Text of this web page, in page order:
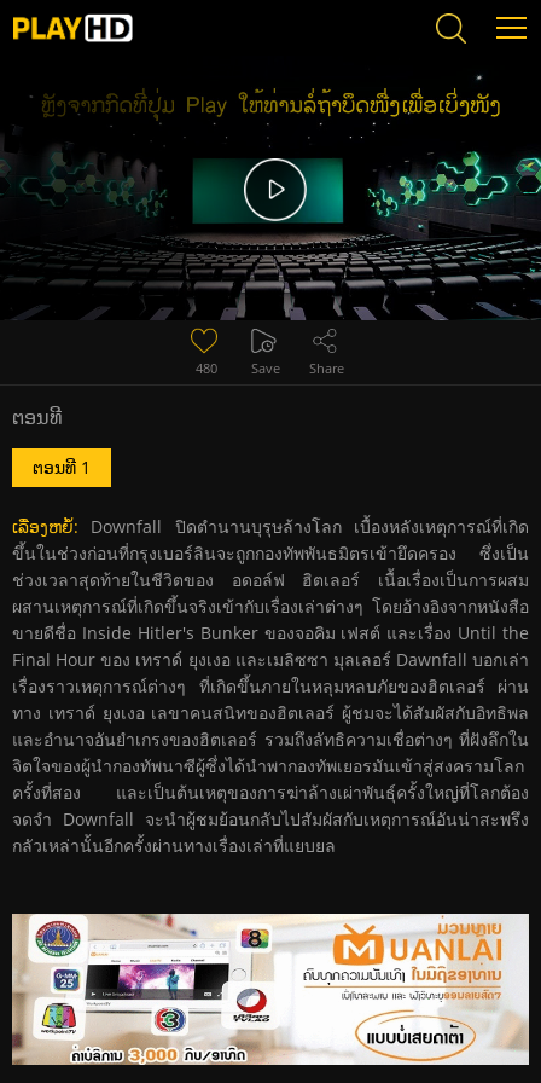
480 Save Share
ຕອນທີ
ຕອນທີ 1
ເລື່ອງຫຍໍ້: Downfall ปิดตำนานบุรุษล้างโลก เบื้องหลังเหตุการณ์ที่เกิด
ขึ้นในช่วงก่อนที่กรุงเบอร์ลินจะถูกกองทัพพันธมิตรเข้ายึดครอง ซึ่งเป็น
ช่วงเวลาสุดท้ายในชีวิตของ อดอล์ฟ ฮิตเลอร์ เนื้อเรื่องเป็นการผสม
ผสานเหตุการณ์ที่เกิดขึ้นจริงเข้ากับเรื่องเล่าต่างๆ โดยอ้างอิงจากหนังสือ
ขายดีชื่อ Inside Hitler's Bunker ของจอคิม เฟสต์ และเรื่อง Until the
Final Hour ของ เทราด์ ยุงเงอ และเมลิซซา มุลเลอร์ Dawnfall บอกเล่า
เรื่องราวเหตุการณ์ต่างๆ ที่เกิดขึ้นภายในหลุมหลบภัยของฮิตเลอร์ ผ่าน
ทาง เทราด์ ยุงเงอ เลขาคนสนิทของฮิตเลอร์ ผู้ชมจะได้สัมผัสกับอิทธิพล
และอำนาจอันยำเกรงของฮิตเลอร์ รวมถึงลัทธิความเชื่อต่างๆ ที่ฝังลึกใน
จิตใจของผู้นำกองทัพนาซีผู้ซึ่งได้นำพากองทัพเยอรมันเข้าสู่สงครามโลก
ครั้งที่สอง และเป็นต้นเหตุของการฆ่าล้างเผ่าพันธุ์ครั้งใหญ่ที่โลกต้อง
จดจำ Downfall จะนำผู้ชมย้อนกลับไปสัมผัสกับเหตุการณ์อันน่าสะพรึง
กลัวเหล่านั้นอีกครั้งผ่านทางเรื่องเล่าที่แยบยล